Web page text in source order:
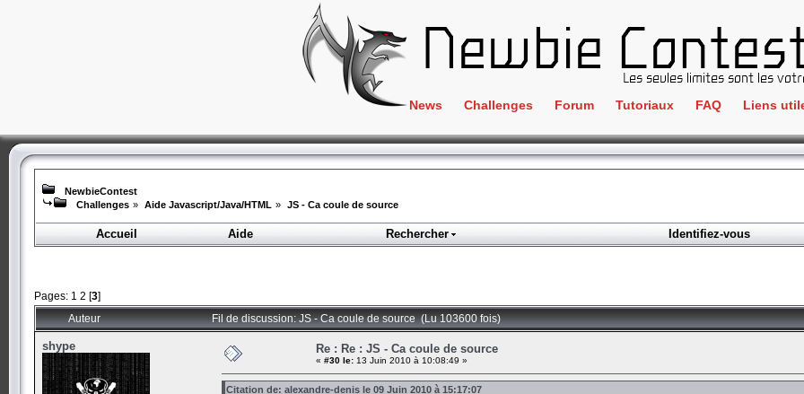
News Challenges
Crackme
ClientSide
Forensics
Programmation
Wargame
Forum Tutoriaux FAQ Liens
IRC
NewbieContest
Challenges » Aide Javascript/Java/HTML » JS - Ca coule de source
Accueil
Aide Rechercher Identifiez-vous
Pages: 1 2 [3]
Auteur Fil de discussion: JS - Ca coule de source (Lu 103600 fois)
shype Re : Re : JS - Ca coule de source
« #30 le: 13 Juin 2010 à 10:08:49 »
Citation de: alexandre-denis le 09 Juin 2010 à 15:17:07